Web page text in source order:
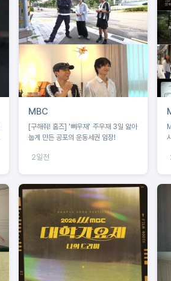
MBC
[구해줘! 홈즈] '뼈우재' 주우재 3일 앓아
눕게 만든 공포의 운동세권 임장!
2일전